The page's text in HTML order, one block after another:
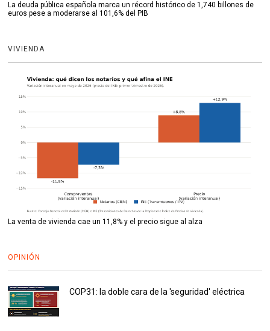
La deuda pública española marca un récord histórico de 1,740 billones de
euros pese a moderarse al 101,6% del PIB
VIVIENDA
La venta de vivienda cae un 11,8% y el precio sigue al alza
OPINIÓN
COP31: la doble cara de la 'seguridad' eléctrica